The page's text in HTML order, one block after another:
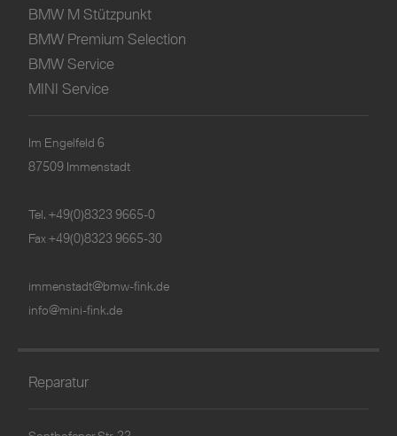
BMW M Stützpunkt
BMW Premium Selection
BMW Service
MINI Service
Im Engelfeld 6
87509 Immenstadt
Tel. +49(0)8323 9665-0
Fax +49(0)8323 9665-30
immenstadt@bmw-fink.de
info@mini-fink.de
Reparatur